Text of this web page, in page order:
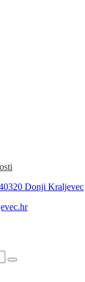
Donji Kraljevec